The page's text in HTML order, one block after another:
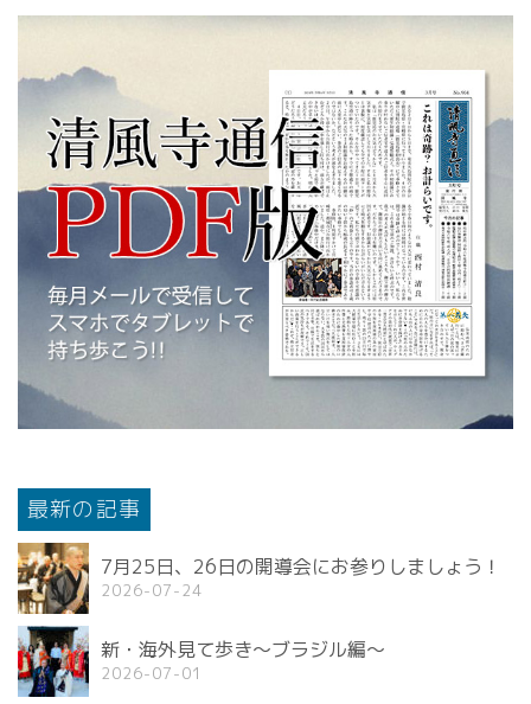
最新の記事
7月25日、26日の開導会にお参りしましょう！
2026-07-24
新・海外見て歩き〜ブラジル編〜
2026-07-01